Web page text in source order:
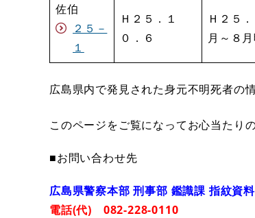
佐伯
２５－
１
Ｈ２５．１
０．６
Ｈ２５．
月～８
広島県内で発見された身元不明死者の
このページをご覧になってお心当たり
■お問い合わせ先
広島県警察本部 刑事部 鑑識課 指紋資
電話(代) 082-228-0110